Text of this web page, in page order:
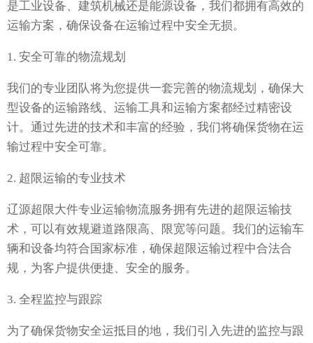
是工业设备、建筑机械还是能源设备，我们都拥有高效的
运输方案，确保设备在运输过程中安全无损。
1. 安全可靠的物流规划
我们的专业团队将为您提供一套完善的物流规划，确保大
型设备的运输路线、运输工具和运输方案都经过精密设
计。通过先进的技术和丰富的经验，我们将确保货物在运
输过程中安全可靠。
2. 超限运输的专业技术
辽源超限大件专业运输物流服务拥有先进的超限运输技
术，可以有效规避道路限高、限宽等问题。我们的运输车
辆和设备均符合国家标准，确保超限运输过程中合法合
规，为客户提供便捷、安全的服务。
3. 全程监控与跟踪
为了确保货物安全运抵目的地，我们引入先进的监控与跟